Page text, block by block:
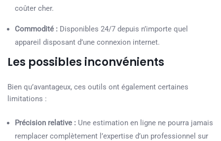
coûter cher.
Commodité : Disponibles 24/7 depuis n’importe quel
appareil disposant d’une connexion internet.
Les possibles inconvénients
Bien qu’avantageux, ces outils ont également certaines
limitations :
Précision relative : Une estimation en ligne ne pourra jamais
remplacer complètement l’expertise d’un professionnel sur